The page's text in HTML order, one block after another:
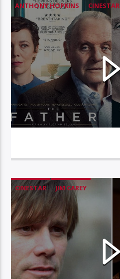
ANTHONY HOPKINS CINESTAR
CINESTAR JIM CAREY